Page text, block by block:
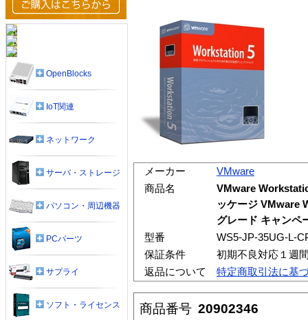
メーカー
VMware
商品名
VMware
ッケージ VMware
グレード キャンペ
型番
WS5-JP-35UG-L-
保証条件
初期不良対応１週
返品について
特定商取引法に基
商品番号 20902346
OpenBlocks
IoT関連
ネットワーク
サーバ・ストレージ
パソコン・周辺機器
PCパーツ
サプライ
ソフト・ライセンス